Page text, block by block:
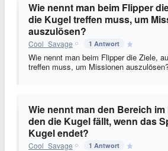
Wie nennt man beim Flipper
die Kugel treffen muss, um
auszulösen?
Cool_Savage 1 Antwort
Wie nennt man beim Flipper die Ziele,
treffen muss, um Missionen
Wie nennt man den Bereich im
den die Kugel fällt, wenn das
Kugel endet?
Cool_Savage 1 Antwort